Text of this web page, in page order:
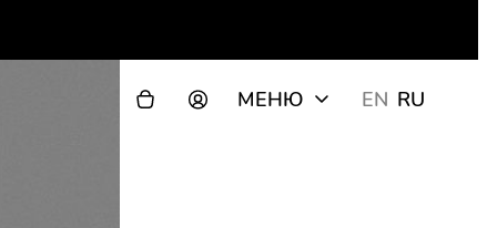
МЕНЮ EN RU